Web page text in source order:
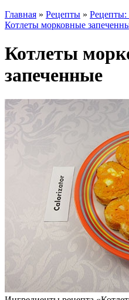
Главная » Рецепты » Рецепты:
Котлеты морковные
Котлеты
запеченные